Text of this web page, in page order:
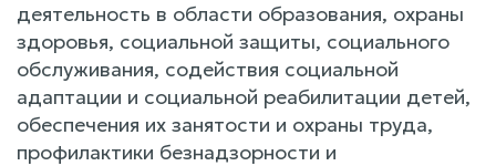
деятельность в области образования, охраны
здоровья, социальной защиты, социального
обслуживания, содействия социальной
адаптации и социальной реабилитации детей,
обеспечения их занятости и охраны труда,
профилактики безнадзорности и